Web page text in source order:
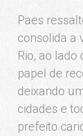
Paes
consolida a
Rio, ao
papel de
deixando
cidades e
prefeito